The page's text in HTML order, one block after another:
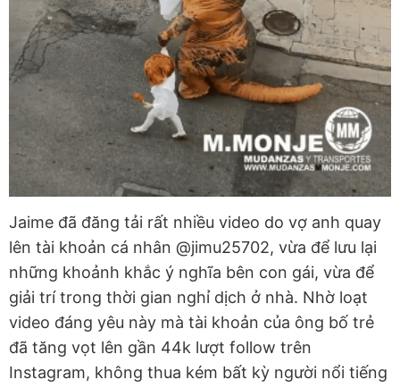
Jaime đã đăng tải rất nhiều video do vợ anh quay
lên tài khoản cá nhân @jimu25702, vừa để lưu lại
những khoảnh khắc ý nghĩa bên con gái, vừa để
giải trí trong thời gian nghỉ dịch ở nhà. Nhờ loạt
video đáng yêu này mà tài khoản của ông bố trẻ
đã tăng vọt lên gần 44k lượt follow trên
Instagram, không thua kém bất kỳ người nổi tiếng